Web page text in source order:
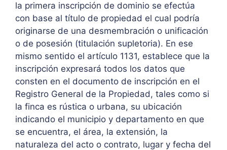
la primera inscripción de dominio se efectúa
con base al título de propiedad el cual podría
originarse de una desmembración o unificación
o de posesión (titulación supletoria). En ese
mismo sentido el artículo 1131, establece que la
inscripción expresará todos los datos que
consten en el documento de inscripción en el
Registro General de la Propiedad, tales como si
la finca es rústica o urbana, su ubicación
indicando el municipio y departamento en que
se encuentra, el área, la extensión, la
naturaleza del acto o contrato, lugar y fecha del